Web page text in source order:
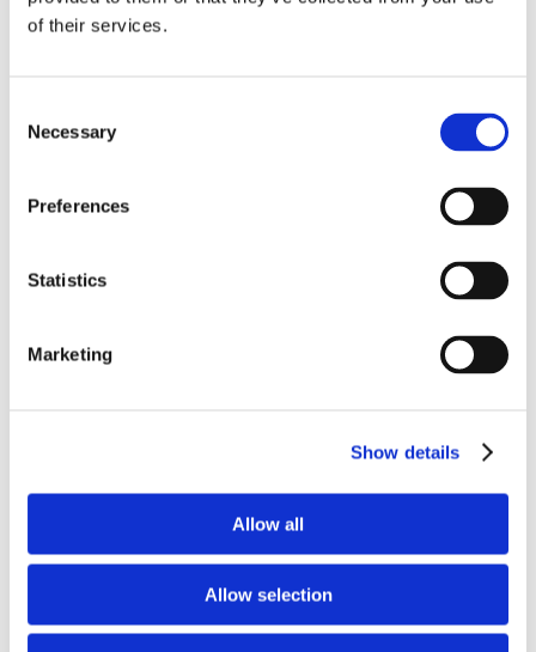
of their services.
Selection
Necessary
Preferences
Statistics
Marketing
Show details
Allow all
Allow selection
24 Luglio 2026
News.